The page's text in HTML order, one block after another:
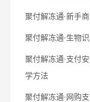
聚付解冻通·新手
聚付解冻通·生物
聚付解冻通·支付
学方法
聚付解冻通·网购